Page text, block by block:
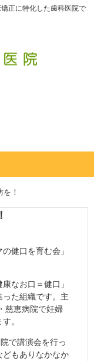
正に特化した歯科医院で
！
健口を育む会」
なお口＝健口」
た組織です。主
慈恵病院で妊婦
。
で講演会を行っ
どもありなかなか